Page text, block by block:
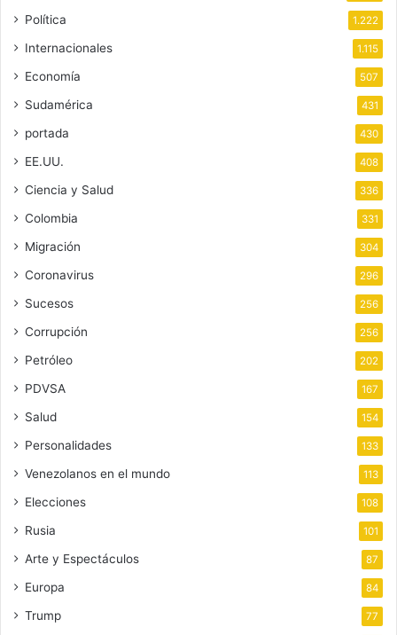
Política 1.222
Internacionales 1.115
Economía 507
Sudamérica 431
portada 430
EE.UU. 408
Ciencia y Salud 336
Colombia 331
Migración 304
Coronavirus 296
Sucesos 256
Corrupción 256
Petróleo 202
PDVSA 167
Salud 154
Personalidades 133
Venezolanos en el mundo 113
Elecciones 108
Rusia 101
Arte y Espectáculos 87
Europa 84
Trump 77